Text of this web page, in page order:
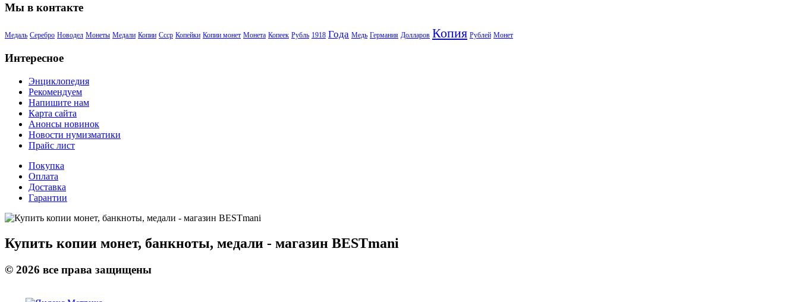
Мы в контакте
Медаль Серебро Новодел Монеты Медали Копии Ссср Копейки Копии монет Монета Копеек Рубль 1918 Года Медь Германия Долларов Копия Рублей Монет
Интересное
Энциклопедия
Рекомендуем
Напишите нам
Карта сайта
Анонсы новинок
Новости нумизматики
Прайс лист
Покупка
Оплата
Доставка
Гарантии
Купить копии монет, банкноты, медали - магазин BESTmani
© 2026 все права защищены